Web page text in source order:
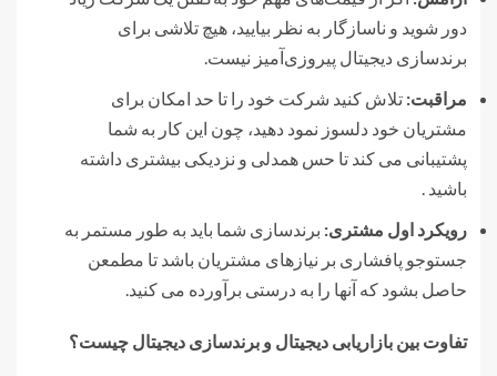
دور شوید و ناسازگار به نظر بیایید، هیچ تلاشی برای
برندسازی دیجیتال پیروزی‌آمیز نیست.
مراقبت: تلاش کنید شرکت خود را تا حد امکان برای
مشتریان خود دلسوز نمود دهید، چون این کار به شما
پشتیبانی می کند تا حس همدلی و نزدیکی بیشتری داشته
باشید .
رویکرد اول مشتری: برندسازی شما باید به طور مستمر به
جستوجو پافشاری بر نیازهای مشتریان باشد تا مطمعن
حاصل بشود که آنها را به درستی برآورده می کنید.
تفاوت بین بازاریابی دیجیتال و برندسازی دیجیتال چیست؟